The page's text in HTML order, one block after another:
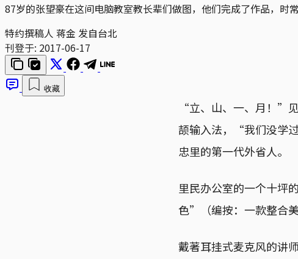
87岁的张望豪在这间电脑教室教长辈们做图，他们完成了作品，
特约撰稿人 蒋金 发自台北
刊登于: 2017-06-17
收藏
“立、山、一、月！”
颉输入法，“我们没学
忠里的第一代外省人。
里民办公室的一个十坪
色”（编按：一款整合
戴著耳挂式麦克风的讲